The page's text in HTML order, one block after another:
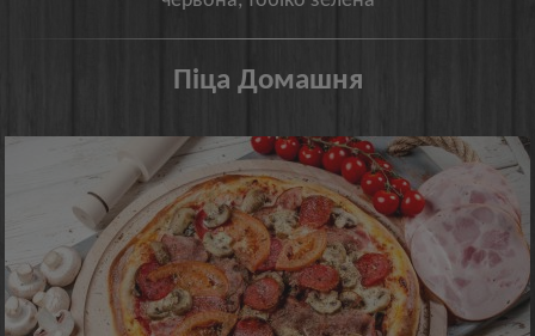
Піца Домашня